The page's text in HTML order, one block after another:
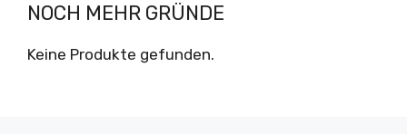
NOCH MEHR GRÜNDE
Keine Produkte gefunden.